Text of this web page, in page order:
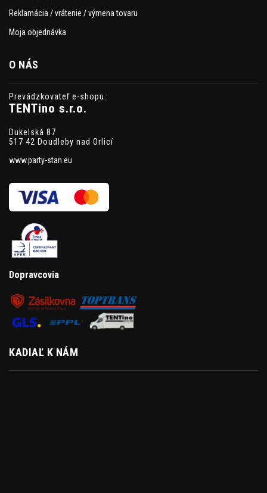
Reklamácia / vrátenie / výmena tovaru
Moja objednávka
O NÁS
Prevádzkovateľ e-shopu:
TENTino s.r.o.
Dukelská 87
517 42 Doudleby nad Orlicí
www.party-stan.eu
Dopravcovia
KADIAĽ K NÁM